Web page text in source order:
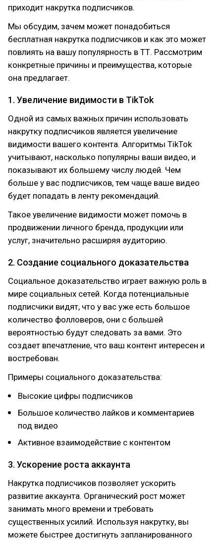
приходит накрутка подписчиков.
Мы обсудим, зачем может понадобиться
бесплатная накрутка подписчиков и как это может
повлиять на вашу популярность в ТТ. Рассмотрим
конкретные причины и преимущества, которые
она предлагает.
1. Увеличение видимости в TikTok
Одной из самых важных причин использовать
накрутку подписчиков является увеличение
видимости вашего контента. Алгоритмы TikTok
учитывают, насколько популярны ваши видео, и
показывают их большему числу людей. Чем
больше у вас подписчиков, тем чаще ваше видео
будет попадать в ленту рекомендаций.
Такое увеличение видимости может помочь в
продвижении личного бренда, продукции или
услуг, значительно расширяя аудиторию.
2. Создание социального доказательства
Социальное доказательство играет важную роль в
мире социальных сетей. Когда потенциальные
подписчики видят, что у вас уже есть большое
количество фолловеров, они с большей
вероятностью будут следовать за вами. Это
создает впечатление, что ваш контент интересен и
востребован.
Примеры социального доказательства:
Высокие цифры подписчиков
Большое количество лайков и комментариев
под видео
Активное взаимодействие с контентом
3. Ускорение роста аккаунта
Накрутка подписчиков позволяет ускорить
развитие аккаунта. Органический рост может
занимать много времени и требовать
существенных усилий. Используя накрутку, вы
можете быстрее достигнуть запланированного